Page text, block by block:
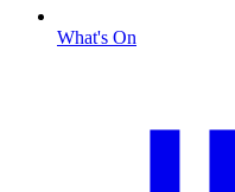
What's On